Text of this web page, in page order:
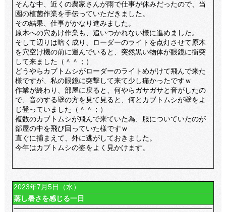
そんな中、近くの農家さんが雨で仕事が休みだったので、当
園の植菌作業を手伝っていただきました。
その結果、仕事がかなり進みました。
原木への穴あけ作業も、追いつかれない様に進めました。
そして辺りは暗く成り、ローダーのライトを点灯させて原木
を穴空け機の前に運んでいると、突然黒い物体が眼鏡に衝突
して来ました（＾＾；）
どうやらカブトムシがローダーのライトめがけて飛んで来た
様ですが、私の眼鏡に突撃して来て少し痛かったですｗ
作業が終わり、部屋に戻ると、何やらガサガサと音がしたの
で、音のする壁の方を見て見ると、何とカブトムシが壁をよ
じ登っていました（＾＾；）
複数のカブトムシが飛んで来ていた為、服についていたのが
部屋の中を飛び回っていた様ですｗ
直ぐに捕まえて、外に逃がしておきました。
今年はカブトムシの姿をよく見かけます。
2023年7月5日（水）
蒸し暑さを感じる一日